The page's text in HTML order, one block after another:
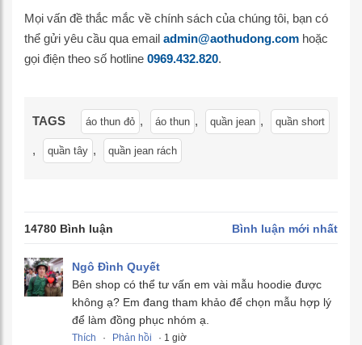
Mọi vấn đề thắc mắc về chính sách của chúng tôi, bạn có
thể gửi yêu cầu qua email admin@aothudong.com hoặc
gọi điện theo số hotline 0969.432.820.
TAGS áo thun đỏ , áo thun , quần jean , quần short
, quần tây , quần jean rách
14780 Bình luận Bình luận mới nhất
Ngô Đình Quyết
Bên shop có thể tư vấn em vài mẫu hoodie được
không ạ? Em đang tham khảo để chọn mẫu hợp lý
để làm đồng phục nhóm ạ.
Thích · Phản hồi · 1 giờ